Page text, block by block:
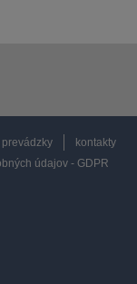
kontakty
údajov - GDPR